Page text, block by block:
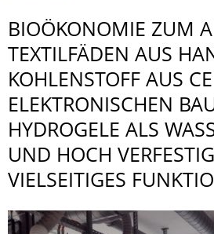
BIOÖKONOMIE ZUM
TEXTILFÄDEN AUS
KOHLENSTOFF AUS
ELEKTRONISCHEN
HYDROGELE ALS
UND HOCH
VIELSEITIGES